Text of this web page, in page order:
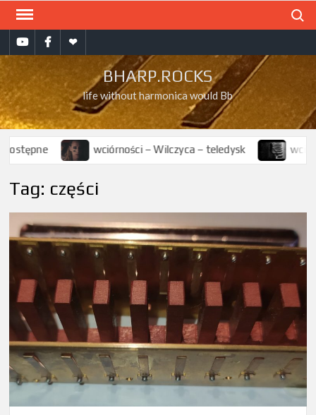
Skip
contentbharp.rocks
YT
bharp.rocks
na
Muzyka
soundcloud
BHARP.ROCKS
life without harmonica would Bb
wciórności – Wilczyca – teledysk
Tag: części